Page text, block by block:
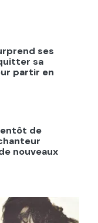
ses
sa
partir en
de
nouveaux